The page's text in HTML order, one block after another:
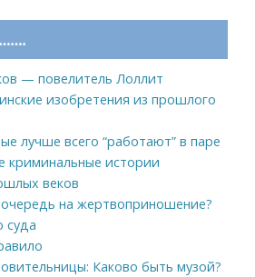
— повелитель Лоллит
изобретения из прошлого
лучше всего “работают” в паре
криминальные истории
веков
на жертвоприношение?
суда
Каково быть музой?